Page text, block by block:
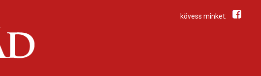
kövess minket: